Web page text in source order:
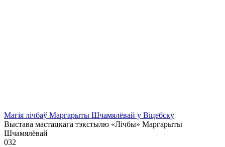
Магія лічбаў Маргарыты Шчамялёвай у Віцебску
Выстава мастацкага тэкстылю «Лічбы» Маргарыты
Шчамялёвай
032